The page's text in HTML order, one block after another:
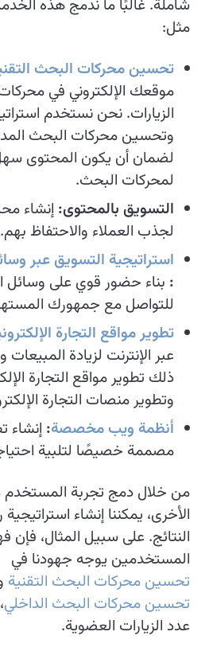
شاملة. غالبًا ما ندمج هذه
مثل:
تحسين محركات البحث
موقعك الإلكتروني في
الزيارات. نحن نستخدم
وتحسين محركات البحث
لضمان أن يكون المحتوى
لمحركات البحث.
التسويق بالمحتوى: إنشاء
لجذب العملاء والاحتفاظ بهم.
استراتيجية التسويق عبر
: بناء حضور قوي على وسائل
للتواصل مع جمهورك
تطوير مواقع التجارة
عبر الإنترنت لزيادة
ذلك تطوير مواقع التجارة
وتطوير منصات التجارة
أنظمة ويب مخصصة:
مصممة خصيصًا لتلبية
من خلال دمج تجربة
الأخرى، يمكننا إنشاء
النتائج. على سبيل المثال،
المستخدمين يوجه جهودنا في
تحسين محركات البحث التقنية
تحسين محركات البحث الداخلي
عدد الزيارات العضوية.